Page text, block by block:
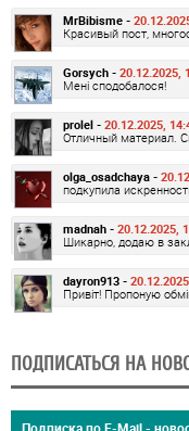
MrBibisme -
Красивый пост,
Gorsych - 20.12.2025,
Мені сподобалося!
prolel - 20.12.2025,
Отличный материал.
olga_osadchaya -
подкупила
madnah - 20.12.2025,
Шикарно, додаю в
dayron913 -
Привіт! Пропоную
ПОДПИСАТЬСЯ НА